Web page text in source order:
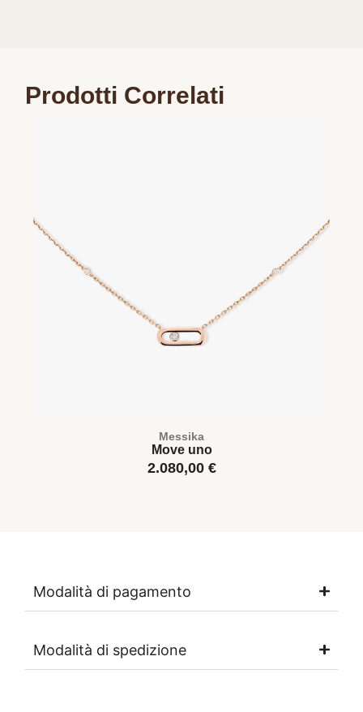
Prodotti Correlati
Messika
Move uno
2.080,00 €
Modalità di pagamento
Modalità di spedizione